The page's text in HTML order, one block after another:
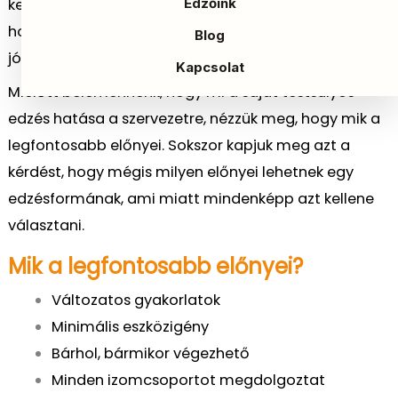
Blog
Kapcsolat
keresztül. Hogy mi ennek az oka? A rövid válasz az,
hogy rendkívül változatos és megannyi előnye,
jótékony hatása van.
Mielőtt belemennénk, hogy mi a saját testsúlyos
edzés hatása a szervezetre, nézzük meg, hogy mik a
legfontosabb előnyei. Sokszor kapjuk meg azt a
kérdést, hogy mégis milyen előnyei lehetnek egy
edzésformának, ami miatt mindenképp azt kellene
választani.
Mik a legfontosabb előnyei?
Változatos gyakorlatok
Minimális eszközigény
Bárhol, bármikor végezhető
Minden izomcsoportot megdolgoztat